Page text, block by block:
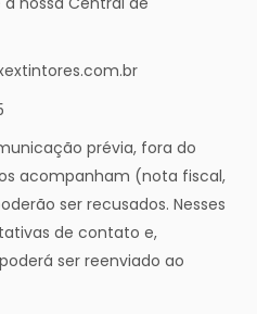
prévia, fora do
acompanham (nota fiscal,
ser recusados. Nesses
de contato e,
ser reenviado ao